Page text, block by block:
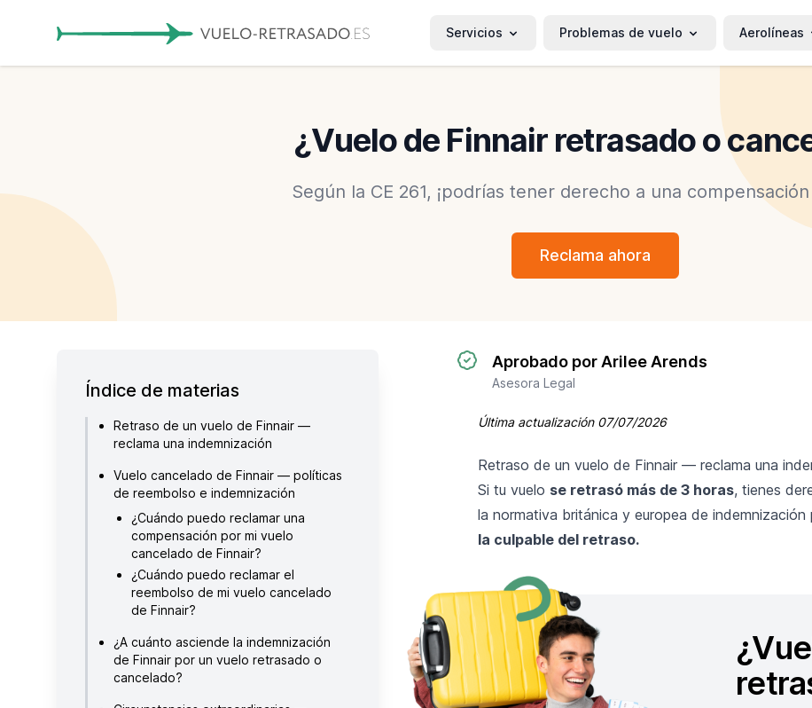
Servicios Problemas de vuelo Aerolíneas
¿Vuelo de Finnair retrasado o
Según la CE 261, ¡podrías tener derecho a una
Reclama ahora
Índice de materias
Retraso de un vuelo de Finnair —
reclama una indemnización
Vuelo cancelado de Finnair — políticas
de reembolso e indemnización
¿Cuándo puedo reclamar una
compensación por mi vuelo
cancelado de Finnair?
¿Cuándo puedo reclamar el
reembolso de mi vuelo cancelado
de Finnair?
¿A cuánto asciende la indemnización
de Finnair por un vuelo retrasado o
cancelado?
Aprobado por Arilee Arends
Asesora Legal
Última actualización 07/07/2026
Retraso de un vuelo de Finnair — reclama una
Si tu vuelo se retrasómás de 3 horas, tienes
la normativa británica y europea de indemnización
la culpable del retraso.